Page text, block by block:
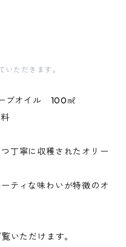
いただきます。
ブオイル 100㎖
丁寧に収穫されたオリー
ティな味わいが特徴のオ
いただけます。